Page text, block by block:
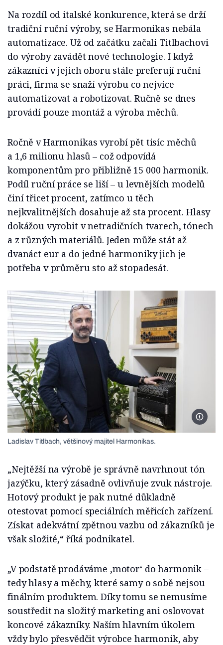
Na rozdíl od italské konkurence, která se drží
tradiční ruční výroby, se Harmonikas nebála
automatizace. Už od začátku začali Titlbachovi
do výroby zavádět nové technologie. I když
zákazníci v jejich oboru stále preferují ruční
práci, firma se snaží výrobu co nejvíce
automatizovat a robotizovat. Ručně se dnes
provádí pouze montáž a výroba měchů.
Ročně v Harmonikas vyrobí pět tisíc měchů
a 1,6 milionu hlasů – což odpovídá
komponentům pro přibližně 15 000 harmonik.
Podíl ruční práce se liší – u levnějších modelů
činí třicet procent, zatímco u těch
nejkvalitnějších dosahuje až sta procent. Hlasy
dokážou vyrobit v netradičních tvarech, tónech
a z různých materiálů. Jeden může stát až
dvanáct eur a do jedné harmoniky jich je
potřeba v průměru sto až stopadesát.
Foto:
Ladislav Titlbach, většinový majitel Harmonikas.
„Nejtěžší na výrobě je správně navrhnout tón
jazýčku, který zásadně ovlivňuje zvuk nástroje.
Hotový produkt je pak nutné důkladně
otestovat pomocí speciálních měřicích zařízení.
Získat adekvátní zpětnou vazbu od zákazníků je
však složité,“ říká podnikatel.
„V podstatě prodáváme ‚motor‘ do harmonik –
tedy hlasy a měchy, které samy o sobě nejsou
finálním produktem. Díky tomu se nemusíme
soustředit na složitý marketing ani oslovovat
koncové zákazníky. Naším hlavním úkolem
vždy bylo přesvědčit výrobce harmonik, aby